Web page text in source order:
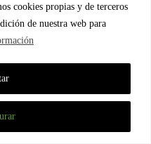
cookies propias y de terceros
de nuestra web para